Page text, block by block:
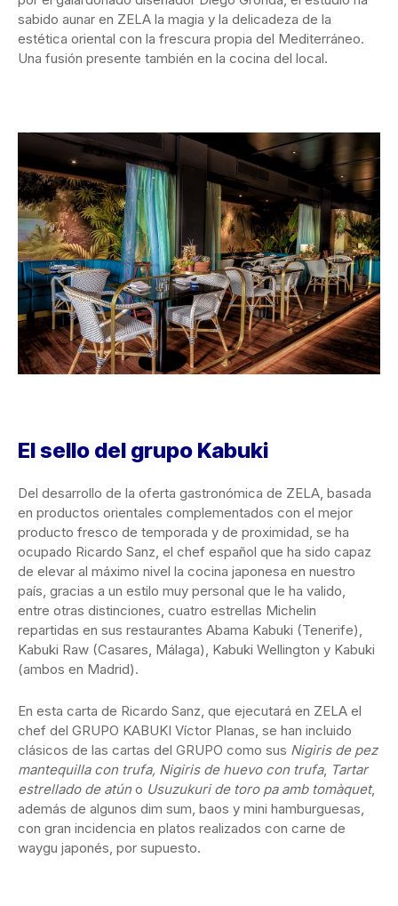
sabido aunar en ZELA la magia y la delicadeza de la
estética oriental con la frescura propia del Mediterráneo.
Una fusión presente también en la cocina del local.
El sello del grupo Kabuki
Del desarrollo de la oferta gastronómica de ZELA, basada
en productos orientales complementados con el mejor
producto fresco de temporada y de proximidad, se ha
ocupado Ricardo Sanz, el chef español que ha sido capaz
de elevar al máximo nivel la cocina japonesa en nuestro
país, gracias a un estilo muy personal que le ha valido,
entre otras distinciones, cuatro estrellas Michelin
repartidas en sus restaurantes Abama Kabuki (Tenerife),
Kabuki Raw (Casares, Málaga), Kabuki Wellington y Kabuki
(ambos en Madrid).
En esta carta de Ricardo Sanz, que ejecutará en ZELA el
chef del GRUPO KABUKI Víctor Planas, se han incluido
clásicos de las cartas del GRUPO como sus Nigiris de pez
mantequilla con trufa, Nigiris de huevo con trufa, Tartar
estrellado de atún o Usuzukuri de toro pa amb tomàquet,
además de algunos dim sum, baos y mini hamburguesas,
con gran incidencia en platos realizados con carne de
waygu japonés, por supuesto.